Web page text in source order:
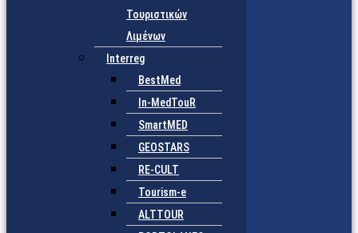
Τουριστικών
Λιμένων
Interreg
BestMed
In-MedTouR
SmartMED
GEOSTARS
RE-CULT
Tourism-e
ALTTOUR